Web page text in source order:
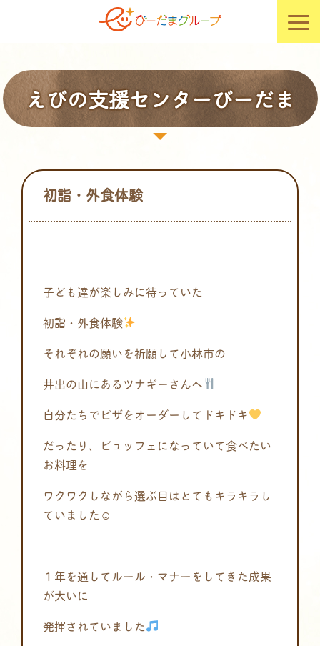
えびの支援センターびーだま
初詣・外食体験
子ども達が楽しみに待っていた
初詣・外食体験
それぞれの願いを祈願して小林市の
井出の山にあるツナギーさんへ
自分たちでピザをオーダーしてドキドキ
だったり、ビュッフェになっていて食べたい
お料理を
ワクワクしながら選ぶ目はとてもキラキラし
ていました☺
１年を通してルール・マナーをしてきた成果
が大いに
発揮されていました